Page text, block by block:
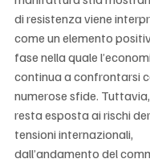
di resistenza viene
come un elemento
fase nella quale
continua a confrontarsi
numerose sfide.
resta esposta ai rischi
tensioni internazionali,
dall’andamento del